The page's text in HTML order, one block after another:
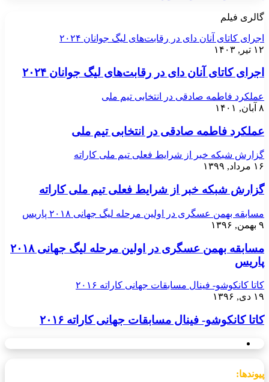
گالری فیلم
اجرای کاتای آنان دای در رقابت‌های لیگ جوانان ۲۰۲۴
۱۲ تیر, ۱۴۰۳
اجرای کاتای آنان دای در رقابت‌های لیگ جوانان ۲۰۲۴
عملکرد فاطمه صادقی در انتخابی تیم ملی
۸ آبان, ۱۴۰۱
عملکرد فاطمه صادقی در انتخابی تیم ملی
گزارش شبکه خبر از شرایط فعلی تیم ملی کاراته
۱۶ مرداد, ۱۳۹۹
گزارش شبکه خبر از شرایط فعلی تیم ملی کاراته
مسابقه بهمن عسگری در اولین مرحله لیگ جهانی ۲۰۱۸ پاریس
۹ بهمن, ۱۳۹۶
مسابقه بهمن عسگری در اولین مرحله لیگ جهانی ۲۰۱۸
پاریس
کاتا کانکوشو- فینال مسابقات جهانی کاراته ۲۰۱۶
۱۹ دی, ۱۳۹۶
کاتا کانکوشو- فینال مسابقات جهانی کاراته ۲۰۱۶
پیوندها: